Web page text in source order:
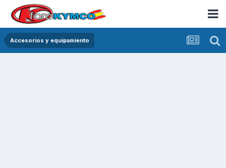
Accesorios y equipamiento